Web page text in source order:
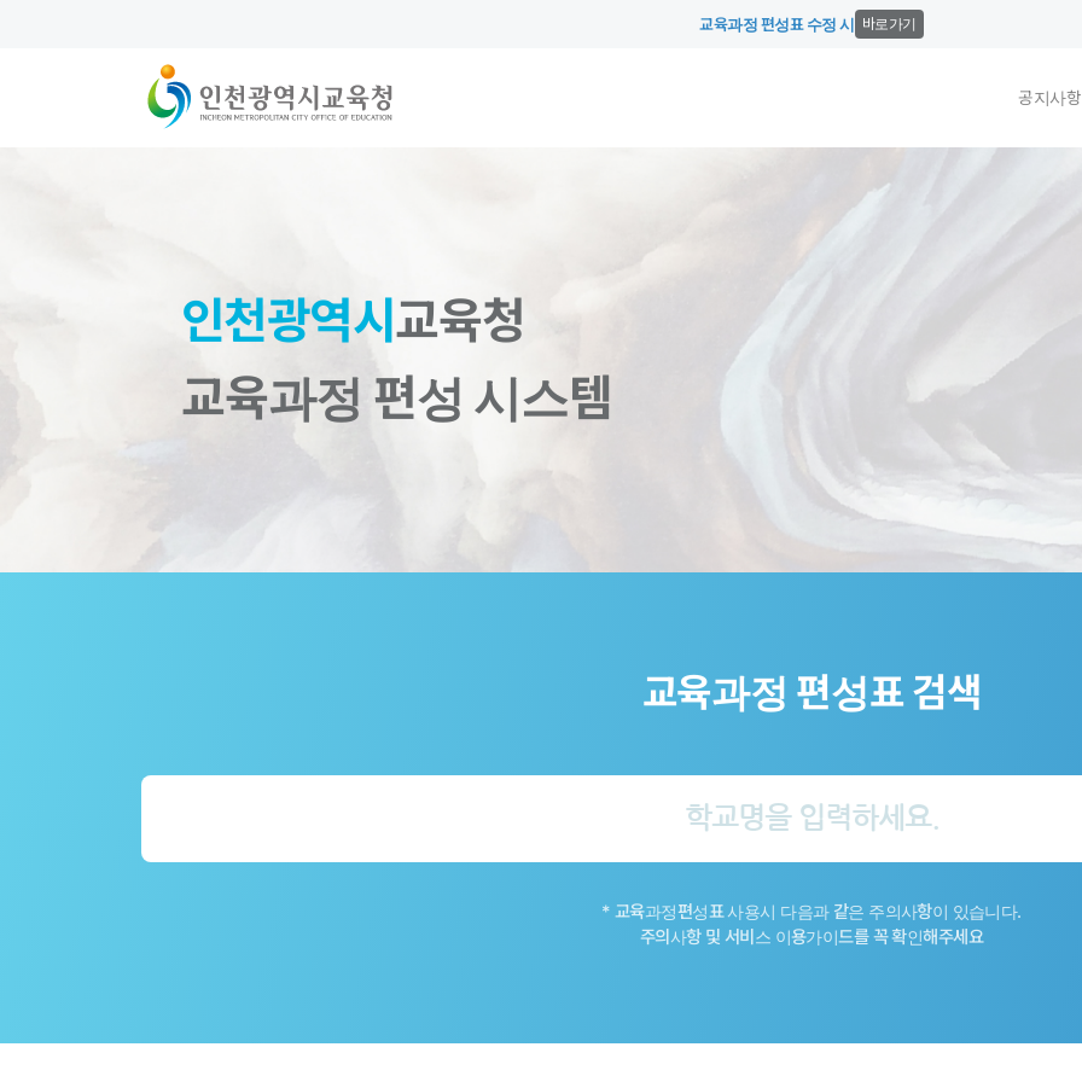
교육과정 편성표 수정 시 바로가기
공지사항
인천광역시 교육청
교육과정 편성 시스템
교육과정 편성표 검색
* 교육과정편성표 사용시 다음과 같은 주의사항이 있습니다.
주의사항 및 서비스 이용가이드를 꼭 확인해주세요